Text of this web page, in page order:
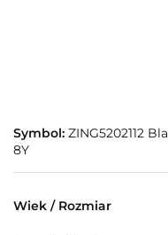
Symbol: ZING5202112
8Y
Wiek / Rozmiar